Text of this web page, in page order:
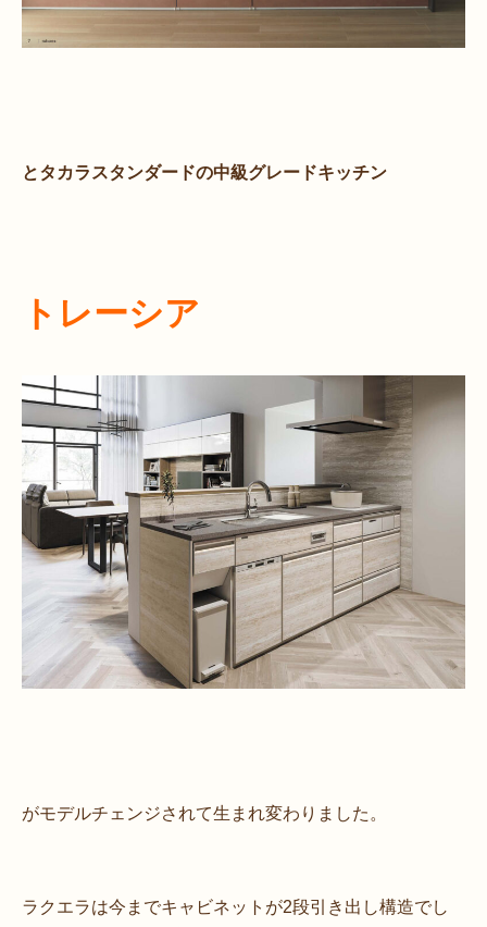
とタカラスタンダードの中級グレードキッチン
トレーシア
がモデルチェンジされて生まれ変わりました。
ラクエラは今までキャビネットが2段引き出し構造でし